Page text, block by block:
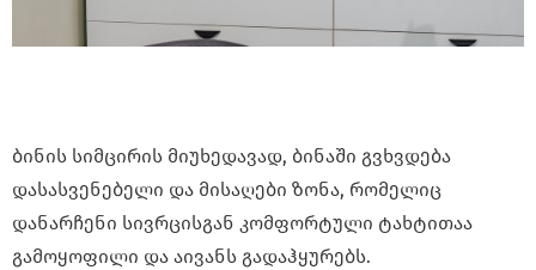
ბინის სიმცირის მიუხედავად, ბინაში გვხვდება
დასასვენებელი და მისაღები ზონა, რომელიც
დანარჩენი სივრცისგან კომფორტული ტახტითაა
გამოყოფილი და აივანს გადაჰყურებს.